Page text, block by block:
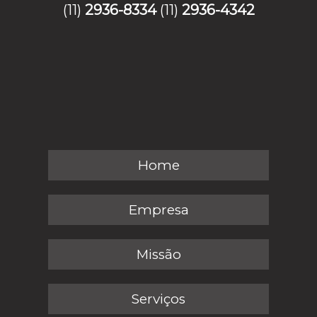
(11) 2936-8334 (11) 2936-4342
Home
Empresa
Missão
Serviços